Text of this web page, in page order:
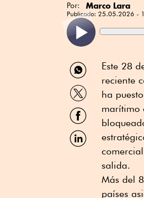
Por: Marco Lara
Publicado: 25.05.2026 -
Compartir
por
WhatsApp
Compartir
por
Twitter
Compartir
por
Facebook
Compartir
por
Este 28
reciente
ha
marítimo
salida.
Más del
países